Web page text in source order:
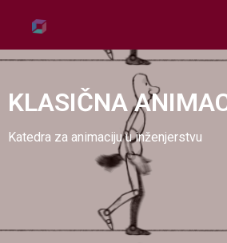
KLASIČNA
Katedra za animaciju u inženjerstvu